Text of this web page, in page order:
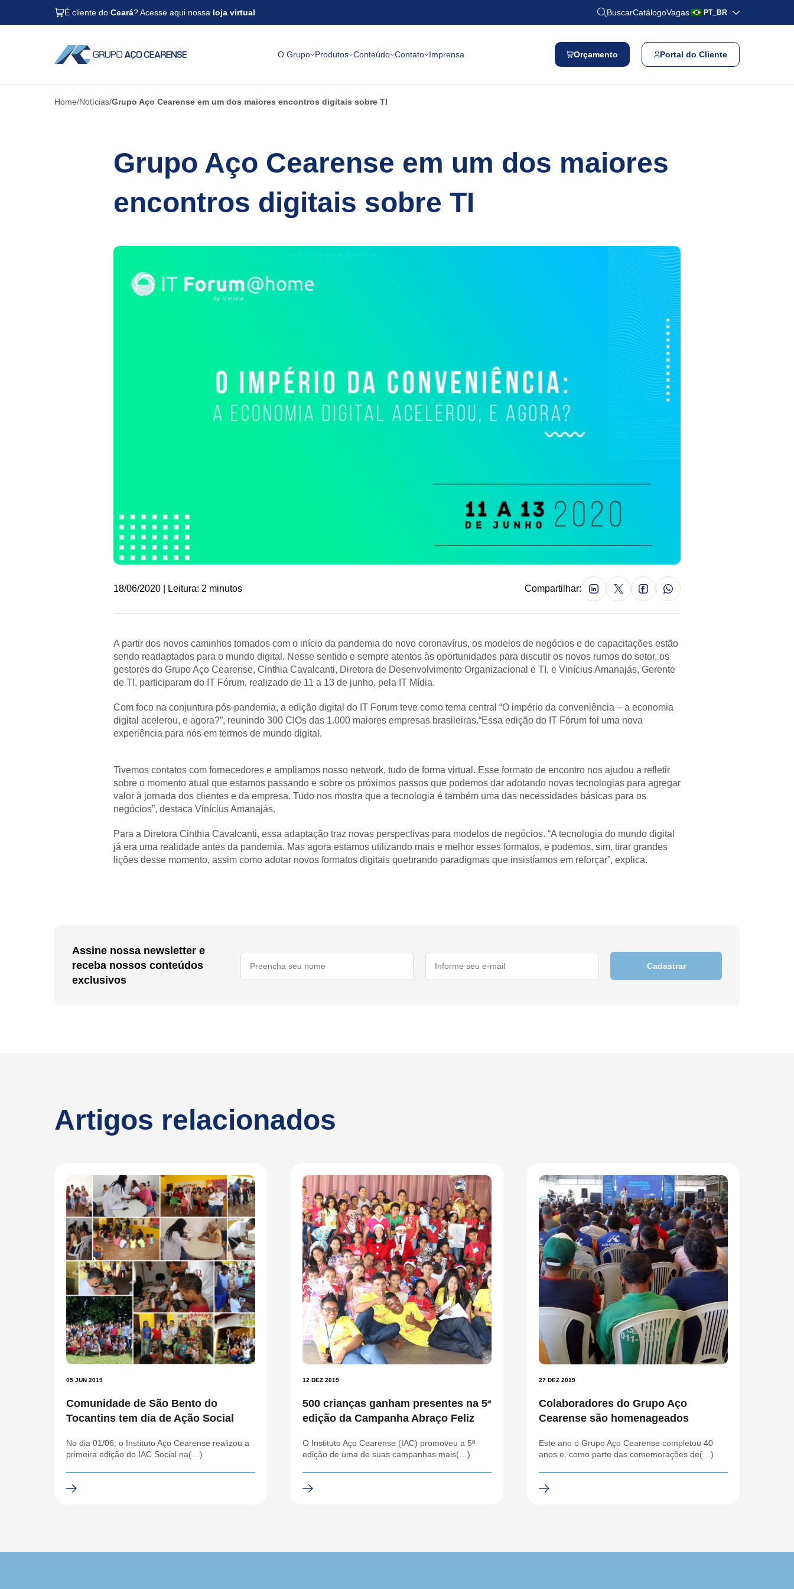
É cliente doCeará? Acesse aqui nossa loja virtual BuscarCatálogoVagas PT_BR
O Grupo Produtos Conteúdo Contato Imprensa Orçamento Portal do Cliente
Home Notícias Grupo Aço Cearense em um dos maiores encontros digitais sobre TI
Grupo Aço Cearense em um dos maiores
encontros digitais sobre TI
18/06/2020 | Leitura: 2 minutos Compartilhar:
A partir dos novos caminhos tomados com o início da pandemia do novo coronavírus, os modelos de negócios e de capacitações estão
sendo readaptados para o mundo digital. Nesse sentido e sempre atentos às oportunidades para discutir os novos rumos do setor, os
gestores do Grupo Aço Cearense, Cinthia Cavalcanti, Diretora de Desenvolvimento Organizacional e TI, e Vinícius Amanajás, Gerente
de TI, participaram do IT Fórum, realizado de 11 a 13 de junho, pela IT Mídia.
Com foco na conjuntura pós-pandemia, a edição digital do IT Forum teve como tema central “O império da conveniência – a economia
digital acelerou, e agora?”, reunindo 300 CIOs das 1.000 maiores empresas brasileiras.“Essa edição do IT Fórum foi uma nova
experiência para nós em termos de mundo digital.
Tivemos contatos com fornecedores e ampliamos nosso network, tudo de forma virtual. Esse formato de encontro nos ajudou a refletir
sobre o momento atual que estamos passando e sobre os próximos passos que podemos dar adotando novas tecnologias para agregar
valor à jornada dos clientes e da empresa. Tudo nos mostra que a tecnologia é também uma das necessidades básicas para os
negócios”, destaca Vinícius Amanajás.
Para a Diretora Cinthia Cavalcanti, essa adaptação traz novas perspectivas para modelos de negócios. “A tecnologia do mundo digital
já era uma realidade antes da pandemia. Mas agora estamos utilizando mais e melhor esses formatos, e podemos, sim, tirar grandes
lições desse momento, assim como adotar novos formatos digitais quebrando paradigmas que insistíamos em reforçar”, explica.
Assine nossa newsletter e
receba nossos conteúdos
exclusivos
Cadastrar
Artigos relacionados
05 JUN 2019
Comunidade de São Bento do
Tocantins tem dia de Ação Social
No dia 01/06, o Instituto Aço Cearense realizou a
primeira edição do IAC Social na(…)
12 DEZ 2019
500 crianças ganham presentes na 5ª
edição da Campanha Abraço Feliz
O Instituto Aço Cearense (IAC) promoveu a 5ª
edição de uma de suas campanhas mais(…)
27 DEZ 2019
Colaboradores do Grupo Aço
Cearense são homenageados
Este ano o Grupo Aço Cearense completou 40
anos e, como parte das comemorações de(…)